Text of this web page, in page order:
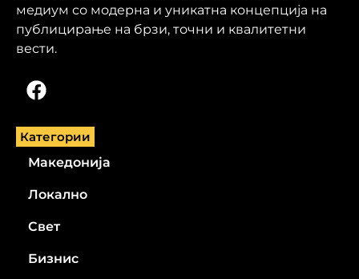
медиум со модерна и уникатна концепција на
публицирање на брзи, точни и квалитетни
вести.
Категории
Македонија
Локално
Свет
Бизнис